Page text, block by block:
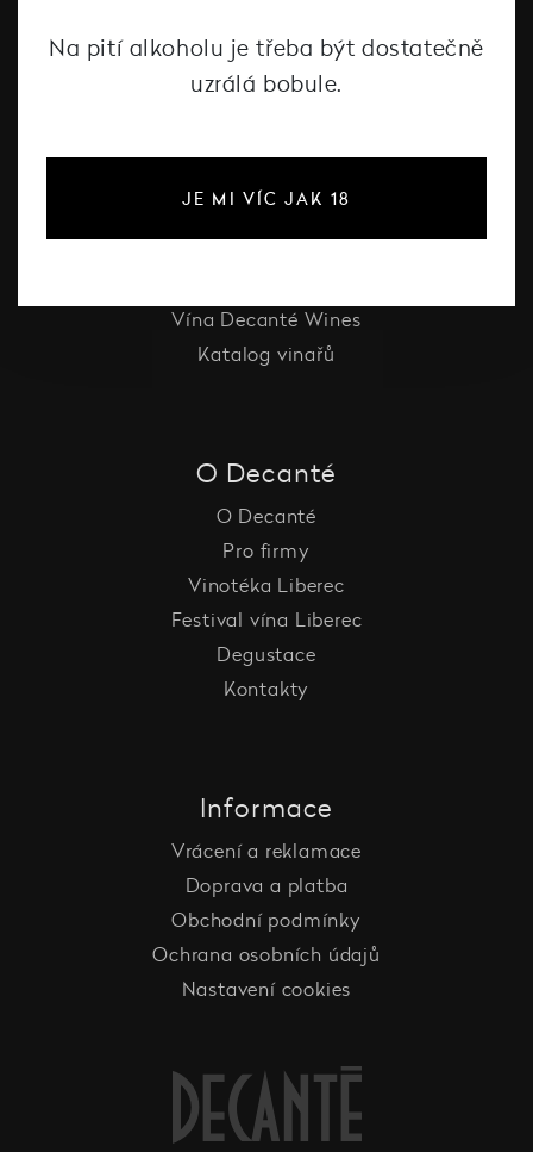
Vína Decanté Wines
Katalog vinařů
O Decanté
O Decanté
Pro firmy
Vinotéka Liberec
Festival vína Liberec
Degustace
Kontakty
Informace
Vrácení a reklamace
Doprava a platba
Obchodní podmínky
Ochrana osobních údajů
Nastavení cookies
Na pití alkoholu je třeba být dostatečně
uzrálá bobule.
JE MI VÍC JAK 18